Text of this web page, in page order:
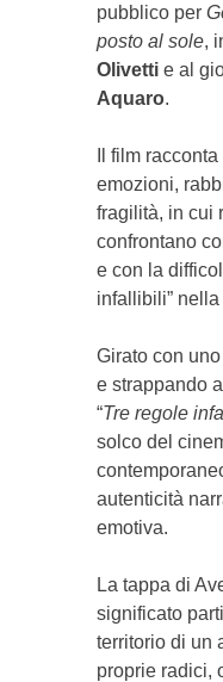
pubblico per
posto al sole,
Olivettie al
Aquaro.
Il film
emozioni,
fragilità, in cui
confrontano
e con la
infallibili”
Girato con
e strappando
“Tre regole
solco del
autenticità
emotiva.
La tappa di
significato
territorio di un
proprie radici,